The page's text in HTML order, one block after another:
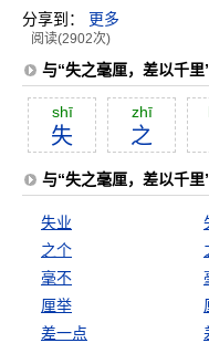
分享到： 更多
阅读(2902次)
与“失之毫厘，差以千
shī
失
zhī
之
与“失之毫厘，差以千里
失业
之个
毫不
厘举
差一点